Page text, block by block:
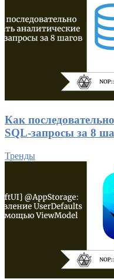
Как
SQL-запросы за 8
Тренды